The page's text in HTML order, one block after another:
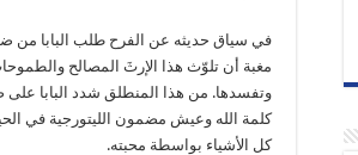
في سياق حديثه عن الفرح طلب البابا من
مغبة أن تلوّث هذا الإرثَ المصالح
وتفسدها. من هذا المنطلق شدد البابا
كلمة الله وعيش مضمون الليتورجية في
كل الأشياء بواسطة محبته.